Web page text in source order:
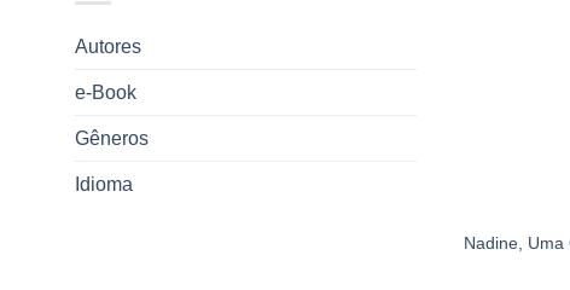
Autores
e-Book
Gêneros
Idioma
Nadine,